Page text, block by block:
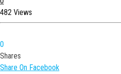
482 Views
0
Shares
Share On Facebook